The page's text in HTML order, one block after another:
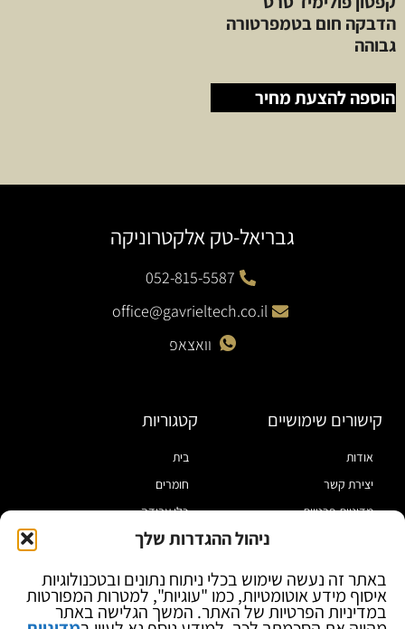
ניהול ההגדרות שלך
באתר זה נעשה שימוש בכלי ניתוח נתונים ובטכנולוגיות
איסוף מידע אוטומטיות, כמו "עוגיות", למטרות המפורטות
במדיניות הפרטיות של האתר. המשך הגלישה באתר
הדבקה חום בטמפרטורה
גבוהה
הוספה להצעת מחיר
גבריאל-טק אלקטרוניקה
052-815-5587
office@gavrieltech.co.il
וואצאפ
קישורים שימושיים
אודות
יצירת קשר
מדיניות פרטיות
בלוג
קטגוריות
בית
חומרים
כלי עבודה
מוצרי הלחמה
ספקי כח ומודדים
ציוד אופטי להגדלה